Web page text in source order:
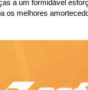
a um formidável
os melhores